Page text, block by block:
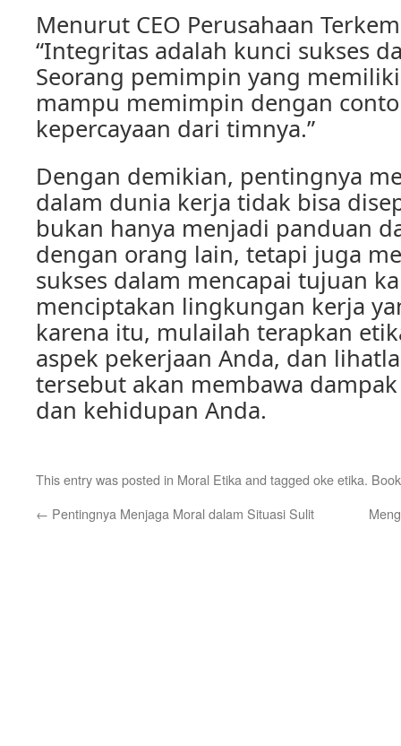
Menurut CEO Perusahaan
“Integritas adalah kunci sukses
Seorang pemimpin yang
mampu memimpin dengan
kepercayaan dari timnya.”
Dengan demikian, pentingnya
dalam dunia kerja tidak bisa
bukan hanya menjadi panduan
dengan orang lain, tetapi juga
sukses dalam mencapai tujuan
menciptakan lingkungan kerja
karena itu, mulailah terapkan
aspek pekerjaan Anda, dan
tersebut akan membawa
dan kehidupan Anda.
This entry was posted in Moral Etika and tagged oke etika.
← Pentingnya Menjaga Moral dalam Situasi Sulit